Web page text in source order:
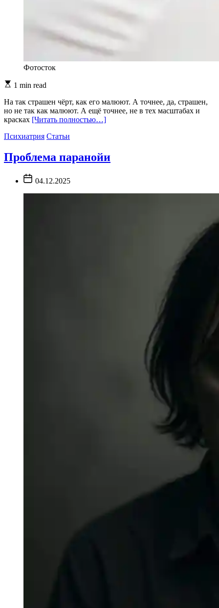
Фотосток
Estimated
time
1 min read
На так страшен чёрт, как его малюют. А точнее, да, страшен,
но не так как малюют. А ещё точнее, не в тех масштабах и
красках [Читать полностью…]
Психиатрия Статьи
Проблема паранойи
Post
Date
04.12.2025